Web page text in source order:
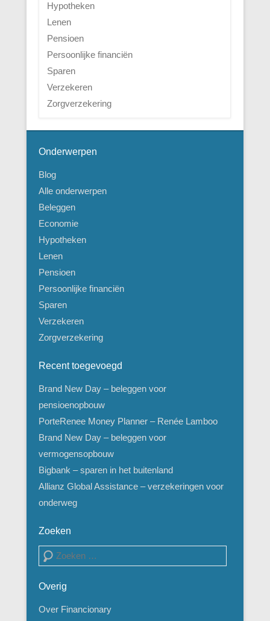
Hypotheken
Lenen
Pensioen
Persoonlijke financiën
Sparen
Verzekeren
Zorgverzekering
Onderwerpen
Blog
Alle onderwerpen
Beleggen
Economie
Hypotheken
Lenen
Pensioen
Persoonlijke financiën
Sparen
Verzekeren
Zorgverzekering
Recent toegevoegd
Brand New Day – beleggen voor
pensioenopbouw
PorteRenee Money Planner – Renée Lamboo
Brand New Day – beleggen voor
vermogensopbouw
Bigbank – sparen in het buitenland
Allianz Global Assistance – verzekeringen voor
onderweg
Zoeken
Zoeken
Overig
Over Financionary